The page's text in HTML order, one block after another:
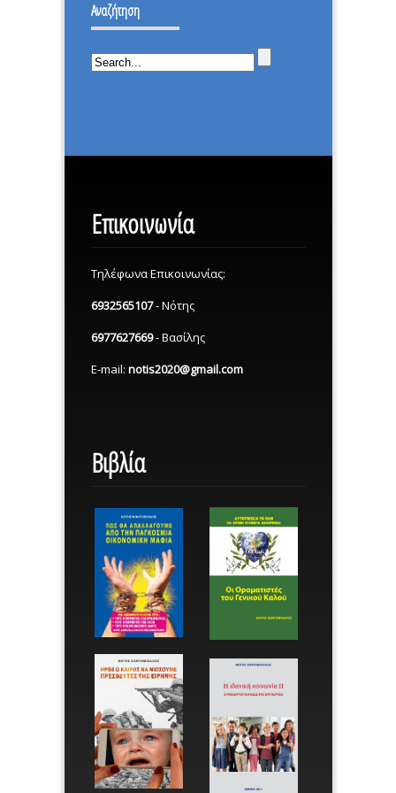
Αναζήτηση
Επικοινωνία
Τηλέφωνα Επικοινωνίας:
6932565107- Νότης
6977627669- Βασίλης
E-mail: notis2020@gmail.com
Βιβλία